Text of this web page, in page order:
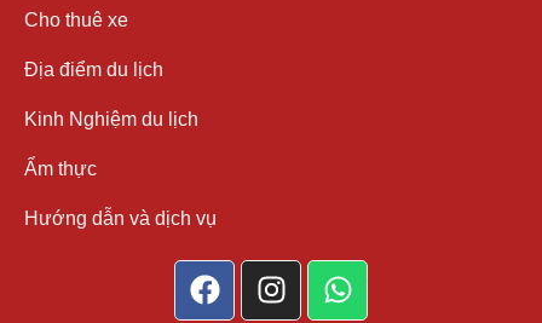
Cho thuê xe
Địa điểm du lịch
Kinh Nghiệm du lịch
Ẩm thực
Hướng dẫn và dịch vụ
F
a
I
n
W
h